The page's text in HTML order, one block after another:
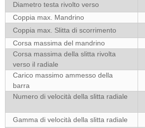
Diametro testa rivolto verso
Coppia max. Mandrino
Coppia max. Slitta di scorrimento
Corsa massima del mandrino
Corsa massima della slitta rivolta
verso il radiale
Carico massimo ammesso della
barra
Numero di velocità della slitta radiale
Gamma di velocità della slitta radiale